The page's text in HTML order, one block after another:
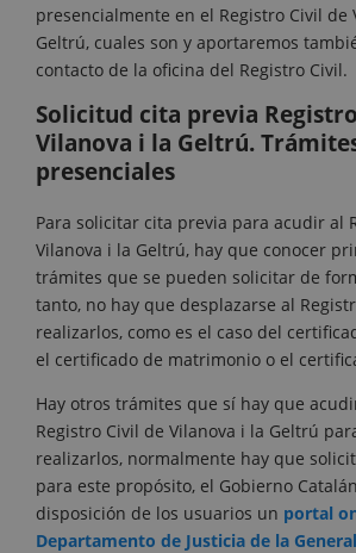
presencialmente en el Registro Civil de
Geltrú, cuales son y aportaremos
contacto de la oficina del Registro Civil.
Solicitud cita previa
Vilanova i la Geltrú.
presenciales
Para solicitar cita previa para acudir al
Vilanova i la Geltrú, hay que conocer
trámites que se pueden solicitar de
tanto, no hay que desplazarse al
realizarlos, como es el caso del
el certificado de matrimonio o el
Hay otros trámites que sí hay que
Registro Civil de Vilanova i la Geltrú
realizarlos, normalmente hay que
para este propósito, el Gobierno
disposición de los usuarios un portal
Departamento de Justicia de la